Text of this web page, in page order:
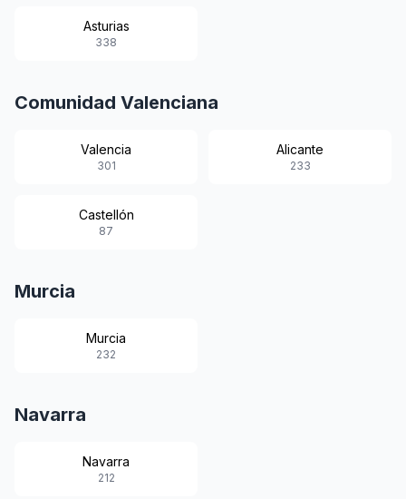
Asturias
338
Comunidad Valenciana
Valencia
301
Alicante
233
Castellón
87
Murcia
Murcia
232
Navarra
Navarra
212